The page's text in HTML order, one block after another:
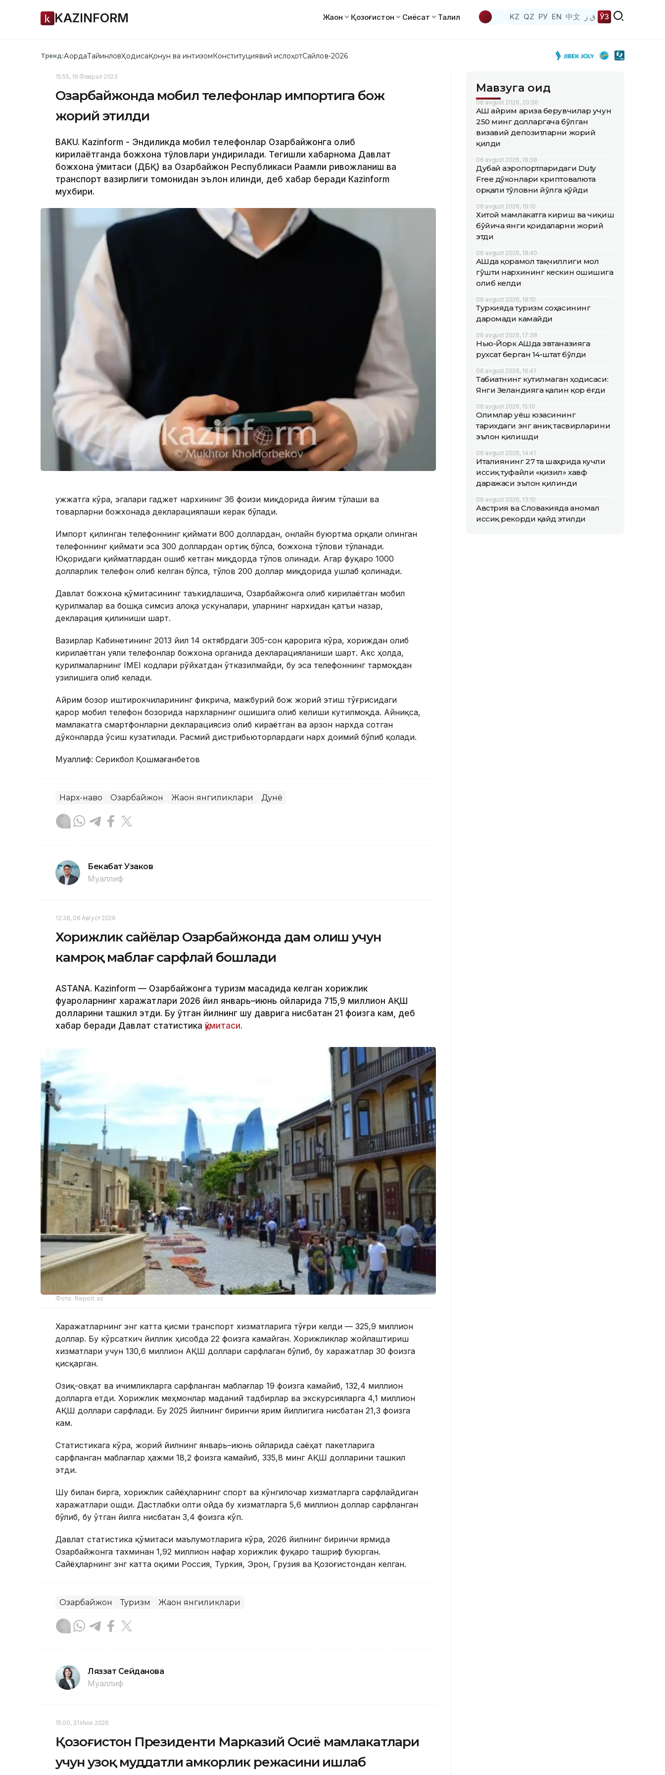
KAZINFORM Жаҳон Қозоғистон Сиёсат Таҳлил KZ QZ РУ EN 中文 ق ز ЎЗ
Тренд:АқордаТайинловҲодисаҚонун ва интизомКонституциявий ислоҳотСайлов-2026
15:55, 16 Феврал 2023
Озарбайжонда мобил телефонлар импортига бож
жорий этилди
BAKU. Kazinform - Эндиликда мобил телефонлар Озарбайжонга олиб
кирилаётганда божхона тўловлари ундирилади. Тегишли хабарнома Давлат
божхона қўмитаси (ДБҚ) ва Озарбайжон Республикаси Рақамли ривожланиш ва
транспорт вазирлиги томонидан эълон қилинди, деб хабар беради Кazinform
мухбири.
Ҳужжатга кўра, эгалари гаджет нархининг 36 фоизи миқдорида йиғим тўлаши ва
товарларни божхонада декларациялаши керак бўлади.
Импорт қилинган телефоннинг қиймати 800 доллардан, онлайн буюртма орқали олинган
телефоннинг қиймати эса 300 доллардан ортиқ бўлса, божхона тўлови тўланади.
Юқоридаги қийматлардан ошиб кетган миқдорда тўлов олинади. Агар фуқаро 1000
долларлик телефон олиб келган бўлса, тўлов 200 доллар миқдорида ушлаб қолинади.
Давлат божхона қўмитасининг таъкидлашича, Озарбайжонга олиб кирилаётган мобил
қурилмалар ва бошқа симсиз алоқа ускуналари, уларнинг нархидан қатъи назар,
декларация қилиниши шарт.
Вазирлар Кабинетининг 2013 йил 14 октябрдаги 305-сон қарорига кўра, хориждан олиб
кирилаётган уяли телефонлар божхона органида декларацияланиши шарт. Акс ҳолда,
қурилмаларнинг IMEI кодлари рўйхатдан ўтказилмайди, бу эса телефоннинг тармоқдан
узилишига олиб келади.
Айрим бозор иштирокчиларининг фикрича, мажбурий бож жорий этиш тўғрисидаги
қарор мобил телефон бозорида нархларнинг ошишига олиб келиши кутилмоқда. Айниқса,
мамлакатга смартфонларни декларациясиз олиб кираётган ва арзон нархда сотган
дўконларда ўсиш кузатилади. Расмий дистрибьюторлардаги нарх доимий бўлиб қолади.
Муаллиф: Серикбол Қошмағанбетов
Нарх-наво Озарбайжон Жаҳон янгиликлари Дунё
Бекабат Узаков
Муаллиф
12:38, 06 Август 2026
Хорижлик сайёҳлар Озарбайжонда дам олиш учун
камроқ маблағ сарфлай бошлади
ASTANA. Kazinform — Озарбайжонга туризм мақсадида келган хорижлик
фуқароларнинг харажатлари 2026 йил январь–июнь ойларида 715,9 миллион АҚШ
долларини ташкил этди. Бу ўтган йилнинг шу даврига нисбатан 21 фоизга кам, деб
хабар беради Давлат статистика қўмитаси.
Фото: Report.az
Харажатларнинг энг катта қисми транспорт хизматларига тўғри келди — 325,9 миллион
доллар. Бу кўрсаткич йиллик ҳисобда 22 фоизга камайган. Хорижликлар жойлаштириш
хизматлари учун 130,6 миллион АҚШ доллари сарфлаган бўлиб, бу харажатлар 30 фоизга
қисқарган.
Озиқ-овқат ва ичимликларга сарфланган маблағлар 19 фоизга камайиб, 132,4 миллион
долларга етди. Хорижлик меҳмонлар маданий тадбирлар ва экскурсияларга 4,1 миллион
АҚШ доллари сарфлади. Бу 2025 йилнинг биринчи ярим йиллигига нисбатан 21,3 фоизга
кам.
Статистикага кўра, жорий йилнинг январь–июнь ойларида саёҳат пакетларига
сарфланган маблағлар ҳажми 18,2 фоизга камайиб, 335,8 минг АҚШ долларини ташкил
этди.
Шу билан бирга, хорижлик сайёҳларнинг спорт ва кўнгилочар хизматларга сарфлайдиган
харажатлари ошди. Дастлабки олти ойда бу хизматларга 5,6 миллион доллар сарфланган
бўлиб, бу ўтган йилга нисбатан 3,4 фоизга кўп.
Давлат статистика қўмитаси маълумотларига кўра, 2026 йилнинг биринчи ярмида
Озарбайжонга тахминан 1,92 миллион нафар хорижлик фуқаро ташриф буюрган.
Сайёҳларнинг энг катта оқими Россия, Туркия, Эрон, Грузия ва Қозоғистондан келган.
Озарбайжон Туризм Жаҳон янгиликлари
Ляззат Сейданова
Муаллиф
15:00, 31 Июл 2026
Қозоғистон Президенти Марказий Осиё мамлакатлари
учун узоқ муддатли ҳамкорлик режасини ишлаб
Мавзуга оид
06 avgust 2026, 20:36
АҚШ айрим ариза берувчилар учун
250 минг долларгача бўлган
визавий депозитларни жорий
қилди
06 avgust 2026, 19:38
Дубай аэропортларидаги Duty
Free дўконлари криптовалюта
орқали тўловни йўлга қўйди
06 avgust 2026, 19:10
Хитой мамлакатга кириш ва чиқиш
бўйича янги қоидаларни жорий
этди
06 avgust 2026, 18:40
АҚШда қорамол тақчиллиги мол
гўшти нархининг кескин ошишига
олиб келди
06 avgust 2026, 18:10
Туркияда туризм соҳасининг
даромади камайди
06 avgust 2026, 17:38
Нью-Йорк АҚШда эвтаназияга
рухсат берган 14-штат бўлди
06 avgust 2026, 16:41
Табиатнинг кутилмаган ҳодисаси:
Янги Зеландияга қалин қор ёғди
06 avgust 2026, 15:10
Олимлар Қуёш юзасининг
тарихдаги энг аниқ тасвирларини
эълон қилишди
06 avgust 2026, 14:41
Италиянинг 27 та шаҳрида кучли
иссиқ туфайли «қизил» хавф
даражаси эълон қилинди
06 avgust 2026, 13:10
Австрия ва Словакияда аномал
иссиқ рекорди қайд этилди